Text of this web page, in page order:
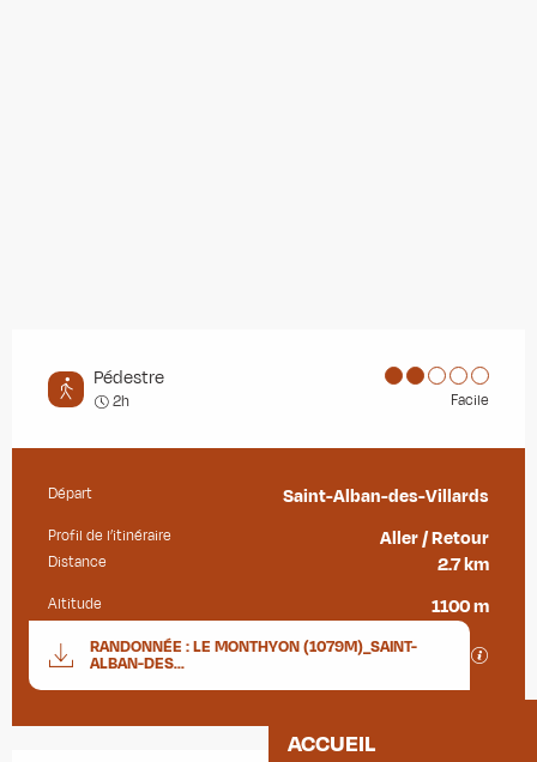
ACCUEIL
Pédestre
2h Facile
Informations pratiques
Départ Saint-Alban-des-Villards
Profil de l’itinéraire Aller / Retour
Distance 2.7 km
Altitude 1100 m
Documentation
RANDONNÉE : LE MONTHYON (1079M)_SAINT-
ALBAN-DES...